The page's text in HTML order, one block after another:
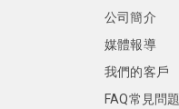
公司簡介
媒體報導
我們的客戶
FAQ常見問題